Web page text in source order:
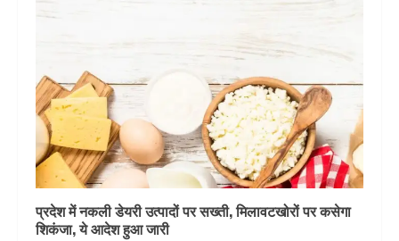
प्रदेश में नकली डेयरी उत्पादों पर सख्ती, मिलावटखोरों पर कसेगा
शिकंजा, ये आदेश हुआ जारी